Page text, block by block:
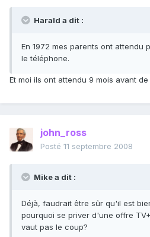
Harald a dit :
En 1972 mes parents ont attendu
le téléphone.
Et moi ils ont attendu 9 mois avant de
john_ross
Posté 11 septembre 2008
Mike a dit :
Déjà, faudrait être sûr qu'il est
pourquoi se priver d'une offre
vaut pas le coup?